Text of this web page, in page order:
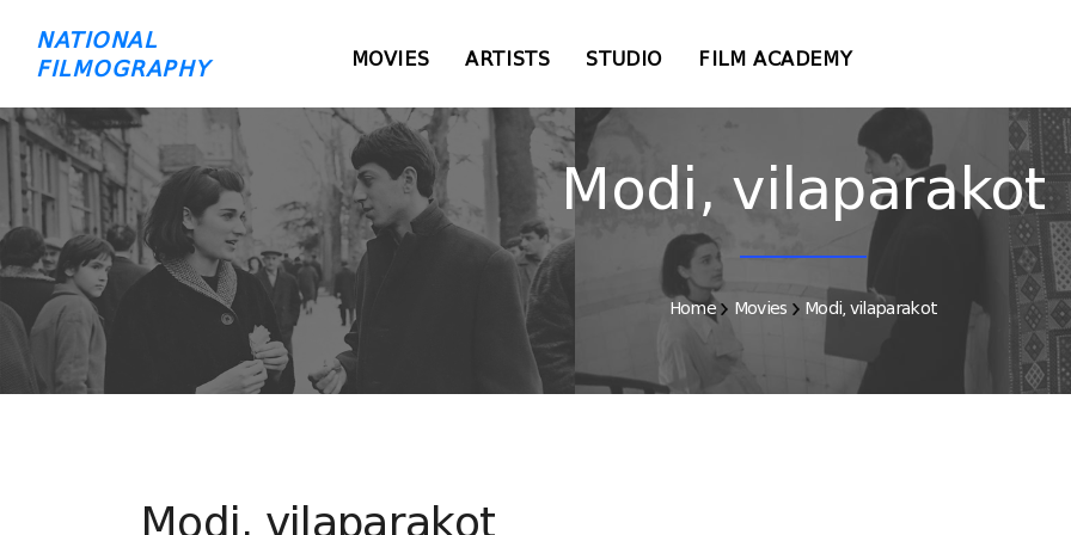
NATIONAL
FILMOGRAPHY
MOVIES ARTISTS STUDIO FILM ACADEMY
Modi, vilaparakot
Home Movies Modi, vilaparakot
Modi, vilaparakot